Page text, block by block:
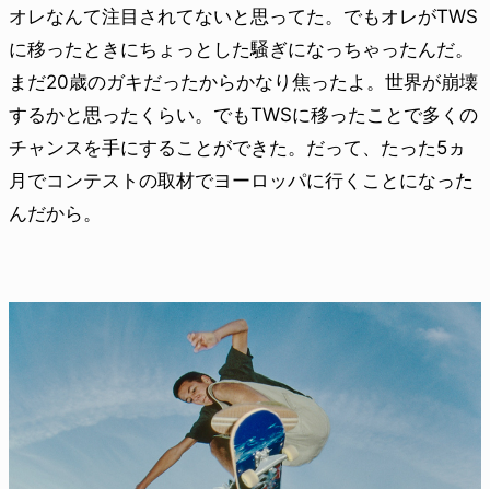
オレなんて注目されてないと思ってた。でもオレがTWS
に移ったときにちょっとした騒ぎになっちゃったんだ。
まだ20歳のガキだったからかなり焦ったよ。世界が崩壊
するかと思ったくらい。でもTWSに移ったことで多くの
チャンスを手にすることができた。だって、たった5ヵ
月でコンテストの取材でヨーロッパに行くことになった
んだから。